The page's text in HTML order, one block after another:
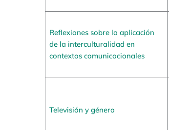
Reflexiones sobre la aplicación
de la interculturalidad en
contextos comunicacionales
Televisión y género